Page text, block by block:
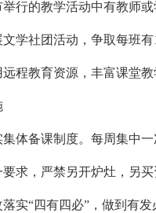
举行的教学活动中有教师或
文学社团活动，争取每班
远程教育资源，丰富课堂教
集体备课制度。每周集中
要求，严禁另开炉灶，另
落实“四有四必”，做到有